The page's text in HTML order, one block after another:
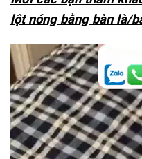
lột nóng bằng bàn là/
Trình
chơi
Video